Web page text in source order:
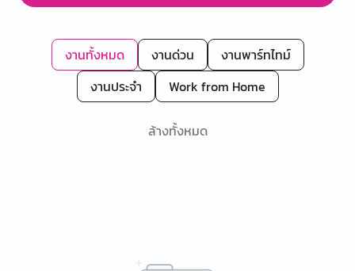
งานทั้งหมด งานด่วน
งานพาร์ทไทม์
งานประจำ
Work from Home
ล้างทั้งหมด